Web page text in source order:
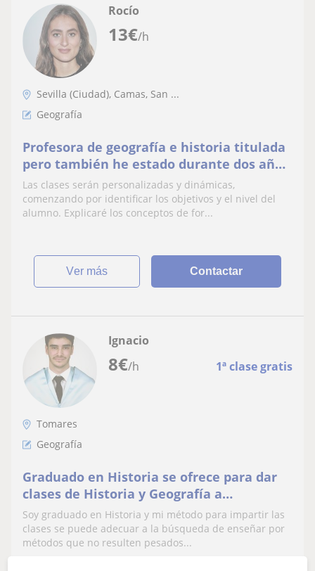
13€/h
Rocío
Sevilla (Ciudad), Camas, San ...
Geografía
Profesora de geografía e historia titulada
pero también he estado durante dos años
dando clases particulares de todas las
asignatu
Las clases serán personalizadas y dinámicas,
comenzando por identificar los objetivos y el nivel del
alumno. Explicaré los conceptos de for...
ver más Contactar
8€/h 1ª clase gratis
Ignacio
Tomares
Geografía
Graduado en Historia se ofrece para dar
clases de Historia y Geografía a
alumnos/as de ESO y Bachillerato
Soy graduado en Historia y mi método para impartir las
clases se puede adecuar a la búsqueda de enseñar por
métodos que no resulten pesados...